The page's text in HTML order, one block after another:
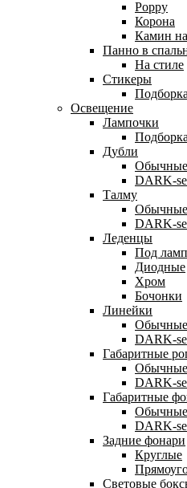
Poppy
Корона
Камин
Панно в
На стиле
Стикеры
Освещение
Лампочки
Дубли
Обычные
DARK-
Талму
Обычные
DARK-
Леденцы
Под
Диодные
Хром
Бочонки
Линейки
Обычные
DARK-
Габаритные
Обычные
DARK-
Габаритные
Обычные
DARK-
Задние фонари
Круглые
Световые